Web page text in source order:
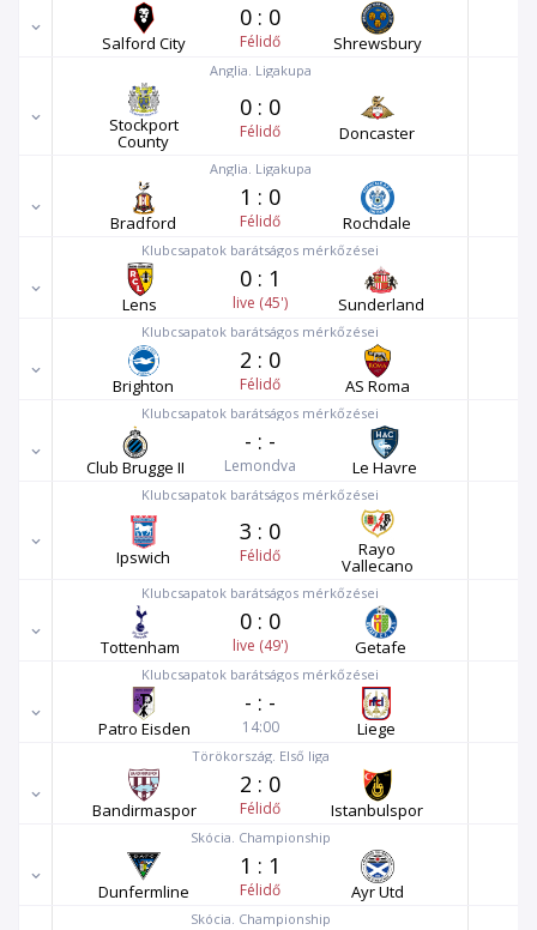
Salford City
0 : 0
Félidő Shrewsbury
Anglia. Ligakupa
Stockport
County
0 : 0
Félidő Doncaster
Anglia. Ligakupa
Bradford
1 : 0
Félidő Rochdale
Klubcsapatok barátságos mérkőzései
Lens
0 : 1
live (45') Sunderland
Klubcsapatok barátságos mérkőzései
Brighton
2 : 0
Félidő AS Roma
Klubcsapatok barátságos mérkőzései
Club Brugge II
- : -
Lemondva Le Havre
Klubcsapatok barátságos mérkőzései
Ipswich
3 : 0
Félidő Rayo
Vallecano
Klubcsapatok barátságos mérkőzései
Tottenham
0 : 0
live (49') Getafe
Klubcsapatok barátságos mérkőzései
Patro Eisden
- : -
14:00 Liege
Törökország. Első liga
Bandirmaspor
2 : 0
Félidő Istanbulspor
Skócia. Championship
Dunfermline
1 : 1
Félidő Ayr Utd
Skócia. Championship